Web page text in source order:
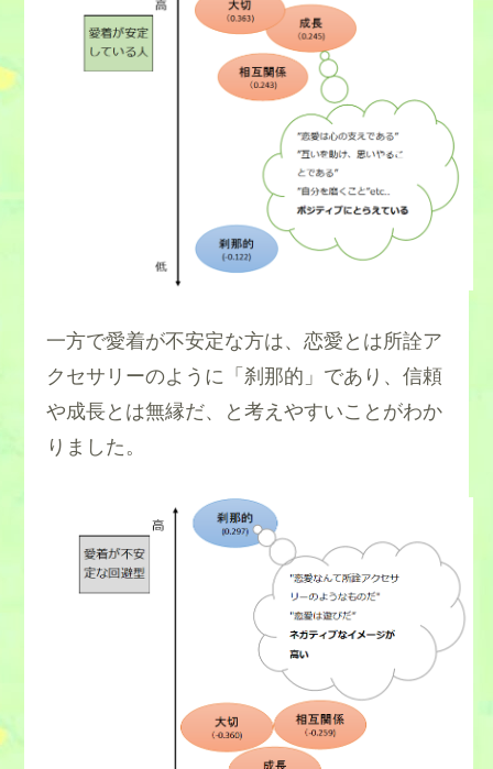
一方で愛着が不安定な方は、恋愛とは所詮ア
クセサリーのように「刹那的」であり、信頼
や成長とは無縁だ、と考えやすいことがわか
りました。